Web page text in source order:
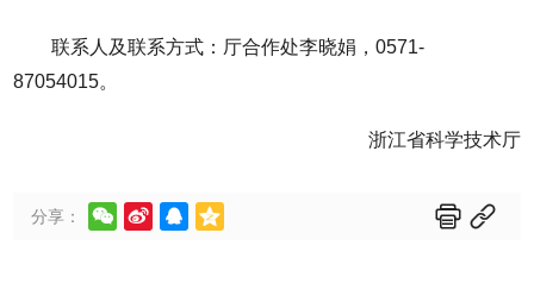
联系人及联系方式：厅合作处李晓娟，0571-
87054015。
浙江省科学技术厅
分享：      